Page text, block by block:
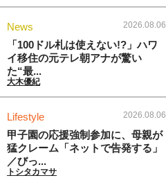
News 2026.08.06
「100ドル札は使えない!?」ハワ
イ移住の元テレ朝アナが驚い
た“最...
大木優紀
Lifestyle 2026.08.06
甲子園の応援強制参加に、母親が
猛クレーム「ネットで告発する」
／びっ...
トシタカマサ